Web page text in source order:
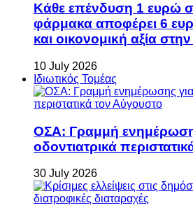
Κάθε επένδυση 1 ευρώ
φάρμακα αποφέρει 6
και οικονομική αξία
10 July 2026
Ιδιωτικός Τομέας
ΟΣΑ: Γραμμή
οδοντιατρικά
30 July 2026